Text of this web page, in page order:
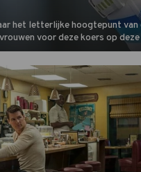
het letterlijke hoogtepunt van
voor deze koers op deze
is vlak.